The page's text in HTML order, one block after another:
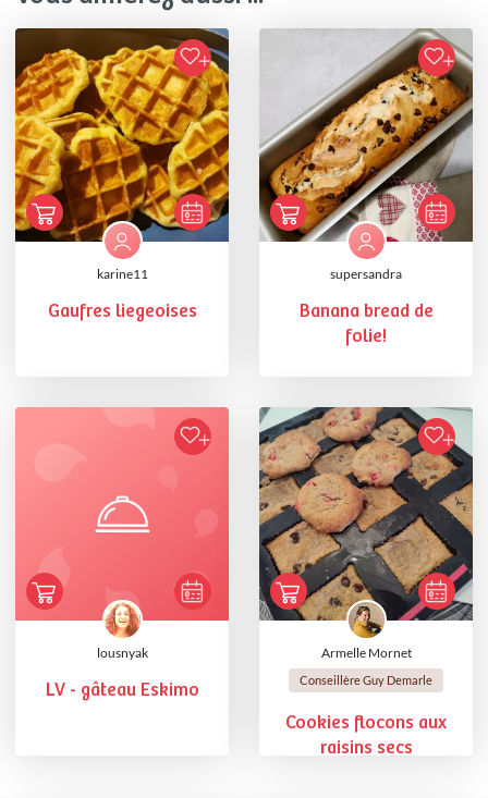
karine11
Gaufres liegeoises
supersandra
Banana bread de
folie!
lousnyak
LV - gâteau Eskimo
Armelle Mornet
Conseillère Guy Demarle
Cookies flocons aux
raisins secs